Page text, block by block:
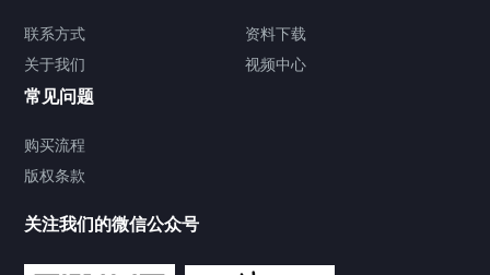
TCU温度控制单元
Chiller气体控温系统
联系方式
关于我们
资料下载
视频中心
常见问题
购买流程
版权条款
关注我们的微信公众号